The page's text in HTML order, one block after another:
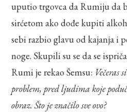
uputio trgovca da Rumiju da
sirćetom ako dođe kupiti
sebi razbio glavu od kajanja i
noge. Skupili su se da se
Rumi je rekao Šemsu: Večeras
problem, pred ljudima koje
obraz. Što je značilo sve ovo?